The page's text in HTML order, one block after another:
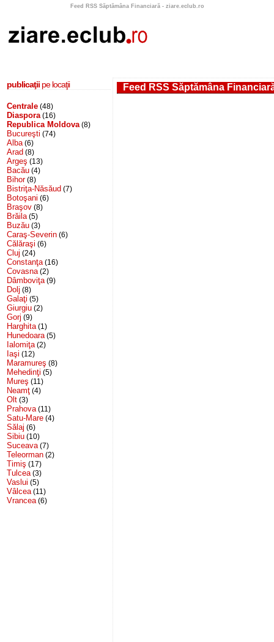
Feed RSS Săptămâna Financiară - ziare.eclub.ro
publicaţii pe locaţii
Centrale (48)
Diaspora (16)
Republica Moldova (8)
Bucureşti (74)
Alba (6)
Arad (8)
Argeş (13)
Bacău (4)
Bihor(8)
Bistriţa-Năsăud (7)
Botoşani (6)
Braşov (8)
Brăila (5)
Buzău (3)
Caraş-Severin (6)
Călăraşi (6)
Cluj (24)
Constanţa (16)
Covasna (2)
Dâmboviţa (9)
Dolj (8)
Galaţi (5)
Giurgiu (2)
Gorj (9)
Harghita (1)
Hunedoara (5)
Ialomiţa (2)
Iaşi (12)
Maramureş (8)
Mehedinţi (5)
Mureş (11)
Neamţ (4)
Olt (3)
Prahova (11)
Satu-Mare (4)
Sălaj (6)
Sibiu (10)
Suceava (7)
Teleorman (2)
Timiş (17)
Tulcea (3)
Vaslui (5)
Vâlcea (11)
Vrancea (6)
Feed RSS Săptămâna